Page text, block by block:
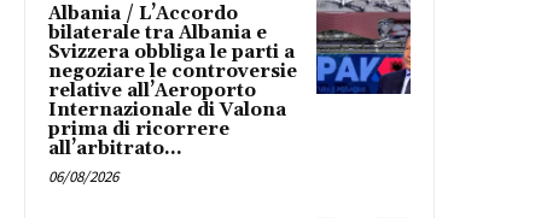
Albania / L’Accordo
bilaterale tra Albania e
Svizzera obbliga le parti a
negoziare le controversie
relative all’Aeroporto
Internazionale di Valona
prima di ricorrere
all’arbitrato...
06/08/2026